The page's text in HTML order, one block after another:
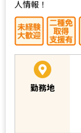
人情報！
勤務地